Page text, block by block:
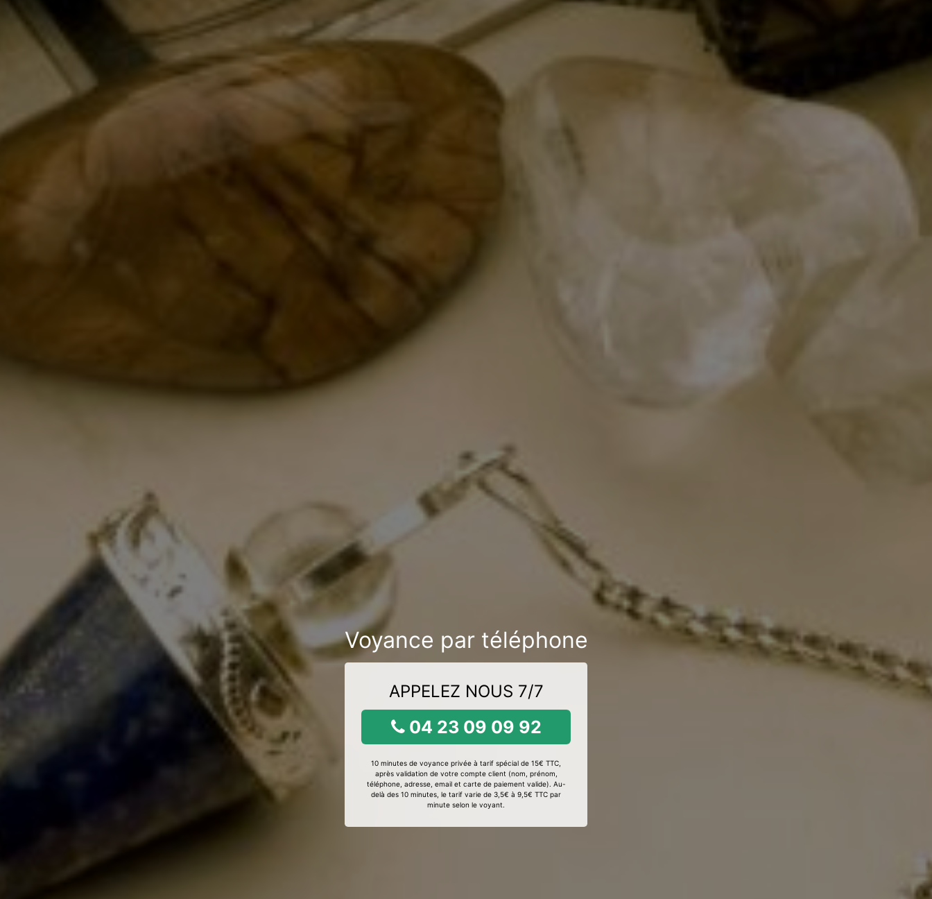
Voyance par téléphone
APPELEZ NOUS 7/7
04 23 09 09 92
10 minutes de voyance privée à tarif spécial de 15€ TTC,
après validation de votre compte client (nom, prénom,
téléphone, adresse, email et carte de paiement valide). Au-
delà des 10 minutes, le tarif varie de 3,5€ à 9,5€ TTC par
minute selon le voyant.